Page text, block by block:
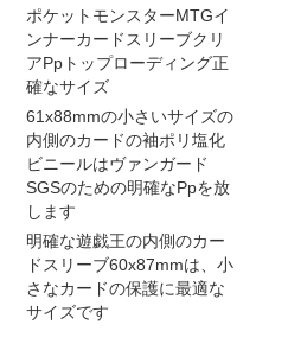
ポケットモンスターMTGイ
ンナーカードスリーブクリ
アPpトップローディング正
確なサイズ
61x88mmの小さいサイズの
内側のカードの袖ポリ塩化
ビニールはヴァンガード
SGSのための明確なPpを放
します
明確な遊戯王の内側のカー
ドスリーブ60x87mmは、小
さなカードの保護に最適な
サイズです